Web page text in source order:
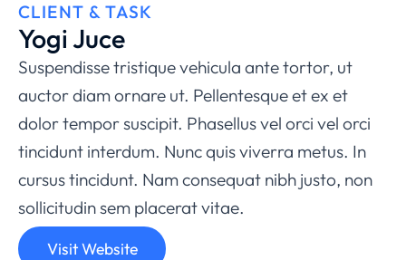
CLIENT & TASK
Yogi Juce
Suspendisse tristique vehicula ante tortor, ut
auctor diam ornare ut. Pellentesque et ex et
dolor tempor suscipit. Phasellus vel orci vel orci
tincidunt interdum. Nunc quis viverra metus. In
cursus tincidunt. Nam consequat nibh justo, non
sollicitudin sem placerat vitae.
Visit Website